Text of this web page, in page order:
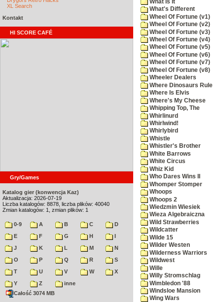
XL Search
Kontakt
HI SCORE CAFÉ
Gry/Games
Katalog gier (konwencja Kaz)
Aktualizacja: 2026-07-19
Liczba katalogów: 8878, liczba plików: 40040
Zmian katalogów: 1, zmian plików: 1
0-9 A B C
D
E
F G H
I
J
K L M
N
O
P Q R
S
T
U V W
X
Y
Z
inne
Całość 3074 MB
What Is It
What's Different
Wheel Of Fortune (v1)
Wheel Of Fortune (v2)
Wheel Of Fortune (v3)
Wheel Of Fortune (v4)
Wheel Of Fortune (v5)
Wheel Of Fortune (v6)
Wheel Of Fortune (v7)
Wheel Of Fortune (v8)
Wheeler Dealers
Where Dinosaurs Rule
Where Is Elvis
Where's My Cheese
Whipping Top, The
Whirlinurd
Whirlwind!
Whirlybird
Whistle
Whistler's Brother
White Barrows
White Circus
Whiz Kid
Who Dares Wins II
Whomper Stomper
Whoops
Whoops 2
Wiedzmin Wiesiek
Wieza Algebraiczna
Wild Strawberries
Wildcatter
Wilde 15
Wilder Westen
Wilderness Warriors
Wildwest
Wille
Willy Stromschlag
Wimbledon '88
Windsloe Mansion
Wing Wars